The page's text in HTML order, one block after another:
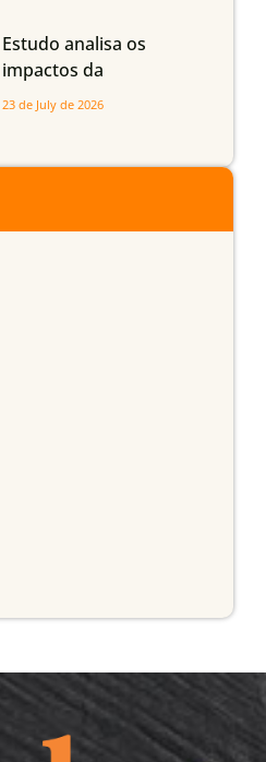
Estudo analisa os
impactos da
infraestrutura logística
do Sul
23 de July de 2026